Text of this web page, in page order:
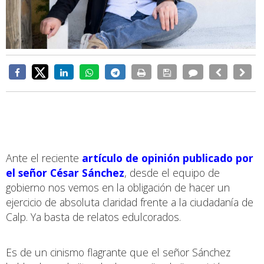
Ante el reciente artículo de opinión publicado por
el señor César Sánchez, desde el equipo de
gobierno nos vemos en la obligación de hacer un
ejercicio de absoluta claridad frente a la ciudadanía de
Calp. Ya basta de relatos edulcorados.
Es de un cinismo flagrante que el señor Sánchez